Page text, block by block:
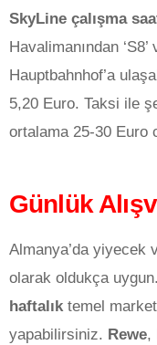
SkyLine çalışma
Havalimanından
Hauptbahnhof’a
5,20 Euro. Taksi ile
ortalama 25-30 Euro
Günlük
Almanya’da yiyecek
olarak oldukça
haftalıktemel market
yapabilirsiniz. Rewe,